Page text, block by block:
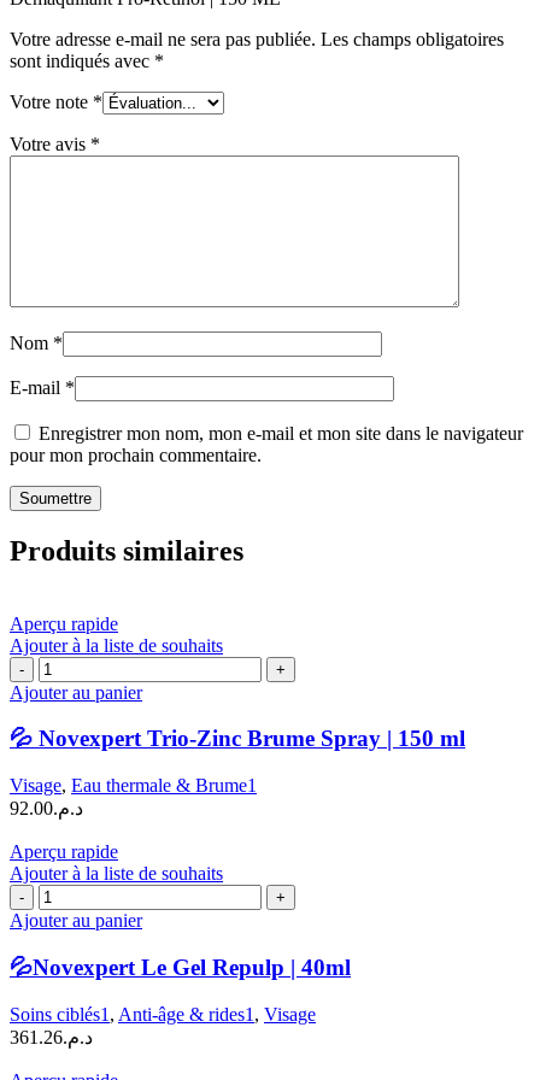
Votre adresse e-mail ne sera pas publiée. Les champs obligatoires
sont indiqués avec *
Votre note *
Votre avis *
Nom *
E-mail *
Enregistrer mon nom, mon e-mail et mon site dans le navigateur
pour mon prochain commentaire.
Produits similaires
Aperçu rapide
Ajouter à la liste de souhaits
quantité
de
Novexpert
Trio-
Zinc
Brume
Spray
150
ml
Ajouter au panier
💦 Novexpert Trio-Zinc Brume Spray | 150 ml
Visage, Eau thermale & Brume1
د.م.92.00
Aperçu rapide
Ajouter à la liste de souhaits
quantité
de
Novexpert
Le
Repulp
|
Ajouter au panier
💦Novexpert Le Gel Repulp | 40ml
Soins ciblés1 , Anti-âge & rides1 , Visage
د.م.361.26